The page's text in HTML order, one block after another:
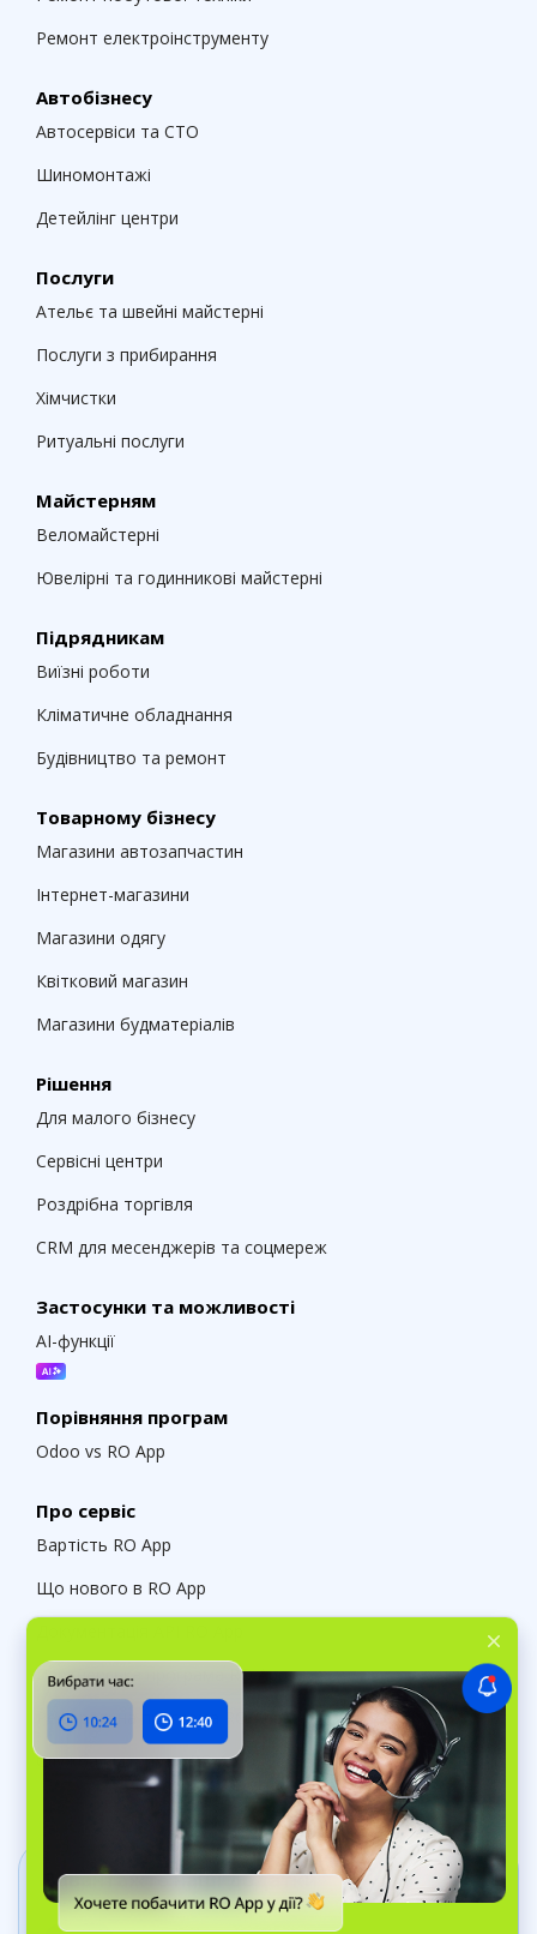
Ремонт електроінструменту
Автобізнесу
Автосервіси та СТО
Шиномонтажі
Детейлінг центри
Послуги
Ательє та швейні майстерні
Послуги з прибирання
Хімчистки
Ритуальні послуги
Майстерням
Веломайстерні
Ювелірні та годинникові майстерні
Підрядникам
Виїзні роботи
Кліматичне обладнання
Будівництво та ремонт
Товарному бізнесу
Магазини автозапчастин
Інтернет-магазини
Магазини одягу
Квітковий магазин
Магазини будматеріалів
Рішення
Для малого бізнесу
Сервісні центри
Роздрібна торгівля
CRM для месенджерів та соцмереж
Застосунки та можливості
AI-функції
Порівняння програм
Odoo vs RO App
Про сервіс
Вартість RO App
Що нового в RO App
Партнерська програма RO App
Реферальна програма RO App
Служба підтримки RO App
Завантажте наші додатки